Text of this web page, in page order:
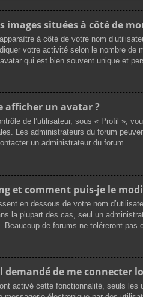
images situées à côté de
à côté de votre nom
votre activité selon le nombre
qui est bien souvent unique et
afficher un avatar ?
de l’utilisateur, sous « Profil »,
Les administrateurs du forum
un administrateur du forum.
et comment puis-je le
en dessous de votre nom
la plupart des cas, seul un
Beaucoup de forums ne toléreront
demandé de me connecter
activé cette fonctionnalité, seuls les